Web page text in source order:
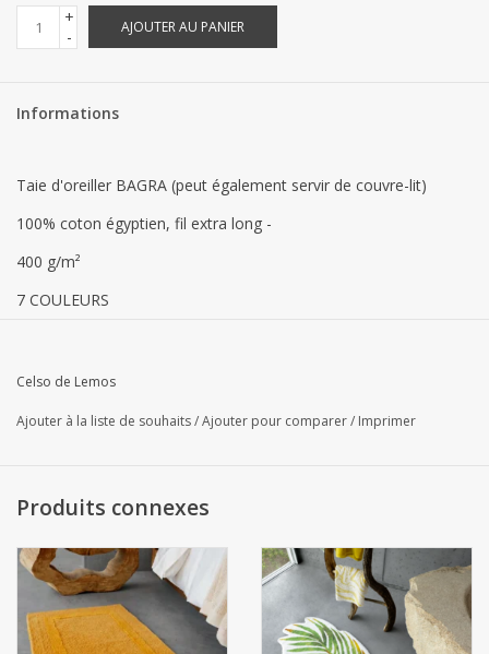
+
-
AJOUTER AU PANIER
Informations
Taie d'oreiller BAGRA (peut également servir de couvre-lit)
100% coton égyptien, fil extra long -
400 g/m²
7 COULEURS
couleur (blanc, couleurs claires) et type d'article (draps,
N'ajoutez pas de vêtements comportant des pièces pouvant
endommager les tissus (fermetures éclair, crochets, pièces
métalliques). Assurez-vous que les articles sont dépliés lors du
chargement de la machine.
Celso de Lemos
Ajouter à la liste de souhaits/Ajouter pour comparer/ Imprimer
Produits connexes